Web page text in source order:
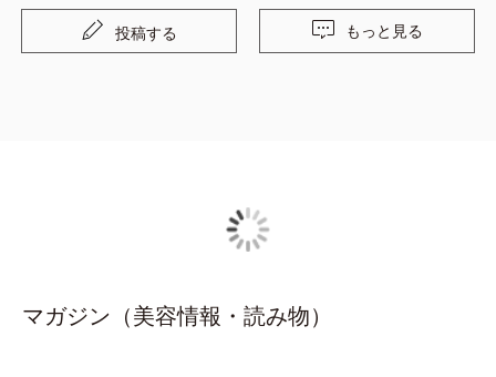
まったり、大体キャップが取れなかったりでイラつきます
投稿する もっと見る
マガジン（美容情報・読み物）